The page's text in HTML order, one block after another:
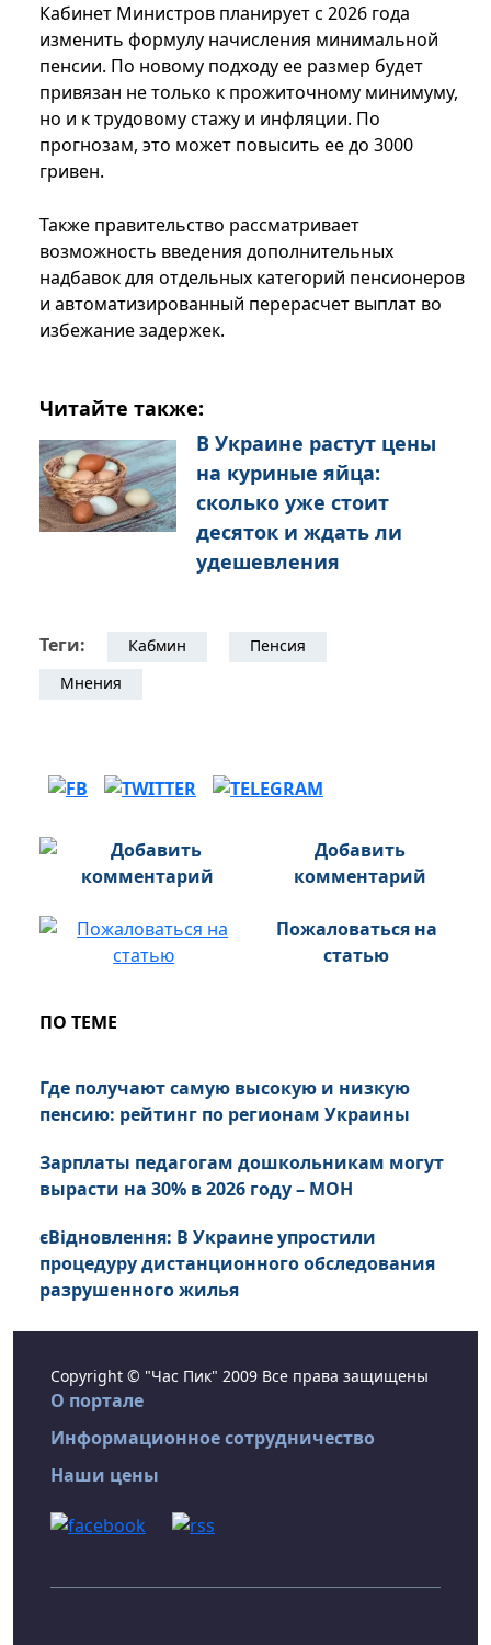
Кабинет Министров планирует с 2026 года
изменить формулу начисления минимальной
пенсии. По новому подходу ее размер будет
привязан не только к прожиточному минимуму,
но и к трудовому стажу и инфляции. По
прогнозам, это может повысить ее до 3000
гривен.
Также правительство рассматривает
возможность введения дополнительных
надбавок для отдельных категорий пенсионеров
и автоматизированный перерасчет выплат во
избежание задержек.
Читайте также:
В Украине растут цены
на куриные яйца:
сколько уже стоит
десяток и ждать ли
удешевления
Теги: Кабмин
Пенсия
Мнения
Добавить
комментарий
Пожаловаться на
статью
ПО ТЕМЕ
Где получают самую высокую и низкую
пенсию: рейтинг по регионам Украины
Зарплаты педагогам дошкольникам могут
вырасти на 30% в 2026 году – МОН
єВідновлення: В Украине упростили
процедуру дистанционного обследования
разрушенного жилья
Copyright © "Час Пик" 2009 Все права защищены
О портале
Информационное сотрудничество
Наши цены